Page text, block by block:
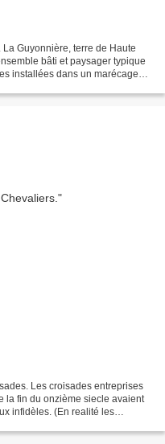
Guyonnière, terre de Haute
bâti et paysager typique
installées dans un marécage
Les croisades entreprises
la fin du onzième siecle avaient
infidèles. (En realité les